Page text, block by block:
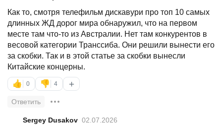
Как то, смотря телефильм дискавури про топ 10 самых
длинных ЖД дорог мира обнаружил, что на первом
месте там что-то из Австралии. Нет там конкурентов в
весовой категории Транссиба. Они решили вынести его
за скобки. Так и в этой статье за скобки вынесли
Китайские концерны.
👍 0 👎 4 +
Ответить
Sergey Dusakov 02.07.2026